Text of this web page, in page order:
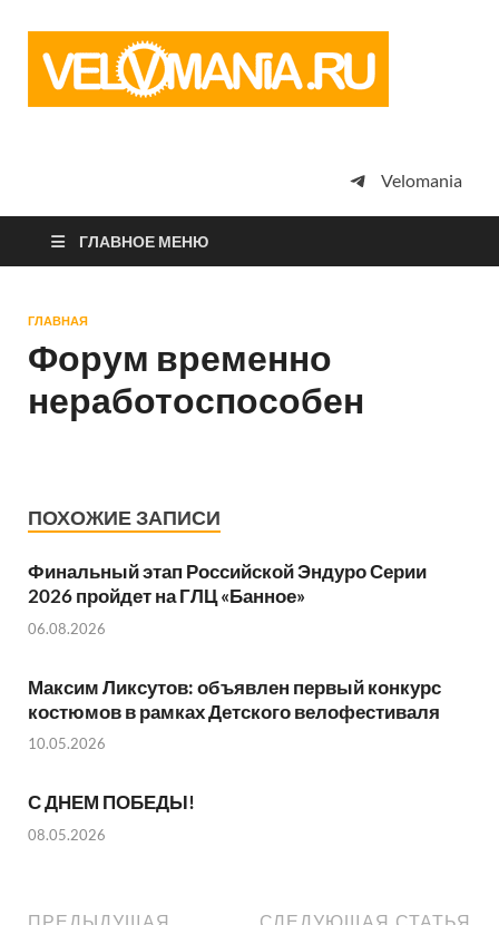
просто
Velomania
ГЛАВНОЕ МЕНЮ
ГЛАВНАЯ
Форум временно
неработоспособен
ПОХОЖИЕ ЗАПИСИ
Финальный этап Российской Эндуро Серии
2026 пройдет на ГЛЦ «Банное»
06.08.2026
Максим Ликсутов: объявлен первый конкурс
костюмов в рамках Детского велофестиваля
10.05.2026
С ДНЕМ ПОБЕДЫ!
08.05.2026